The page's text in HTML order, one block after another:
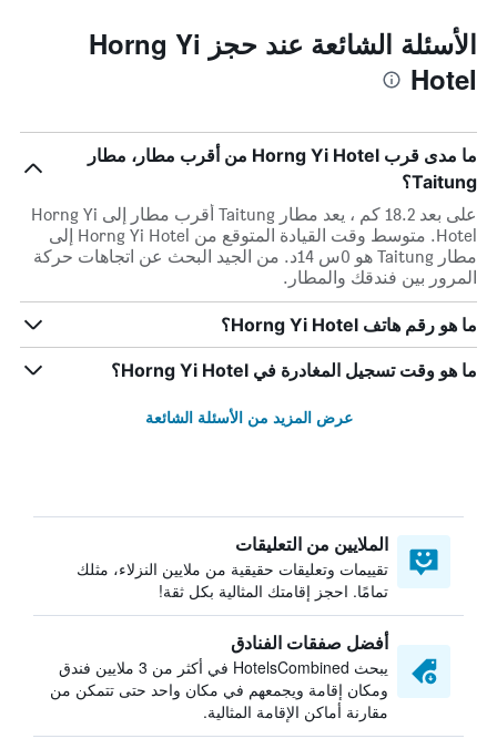
الأسئلة الشائعة عند حجز Horng Yi
Hotel
ما مدى قرب Horng Yi Hotel من أقرب مطار، مطار
Taitung؟
على بعد 18.2 كم ، يعد مطار Taitung أقرب مطار إلى Horng Yi
Hotel. متوسط وقت القيادة المتوقع من Horng Yi Hotel إلى
مطار Taitung هو 0س 14د. من الجيد البحث عن اتجاهات حركة
المرور بين فندقك والمطار.
ما هو رقم هاتف Horng Yi Hotel؟
ما هو وقت تسجيل المغادرة في Horng Yi Hotel؟
عرض المزيد من الأسئلة الشائعة
الملايين من التعليقات
تقييمات وتعليقات حقيقية من ملايين النزلاء، مثلك
تمامًا. احجز إقامتك المثالية بكل ثقة!
أفضل صفقات الفنادق
يبحث HotelsCombined في أكثر من 3 ملايين فندق
ومكان إقامة ويجمعهم في مكان واحد حتى تتمكن من
مقارنة أماكن الإقامة المثالية.